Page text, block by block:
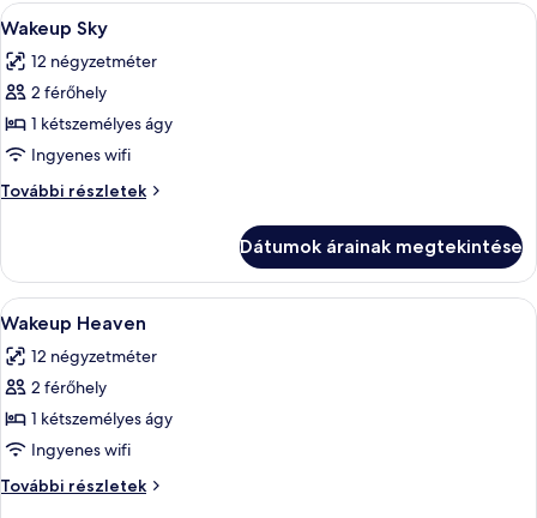
A
következő
szoba
összes
képének
megtekintése:
Wakeup
Sky
Egy modern szállodai szoba,
9
Wakeup Sky
12 négyzetméter
2 férőhely
1 kétszemélyes ágy
Ingyenes wifi
További részletek
Wakeup
Dátumok árainak megtekintése
A
következő
szoba
összes
képének
megtekintése:
Wakeup
Heaven
Egy modern szállodai szoba,
16
Wakeup Heaven
12 négyzetméter
2 férőhely
1 kétszemélyes ágy
Ingyenes wifi
További részletek
Wakeup